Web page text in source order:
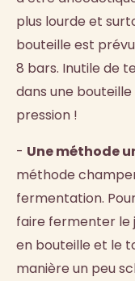
plus lourde et
bouteille est
8 bars. Inutile de
dans une
pression !
- Une méthode
méthode
fermentation.
faire fermenter le
en bouteille et le
manière un peu